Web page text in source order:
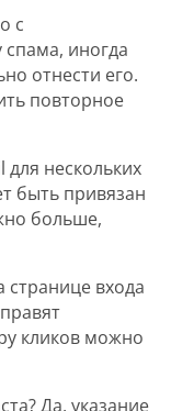
с
иногда
отнести его.
повторное
нескольких
быть привязан
больше,
странице входа
кликов можно
Да, указание